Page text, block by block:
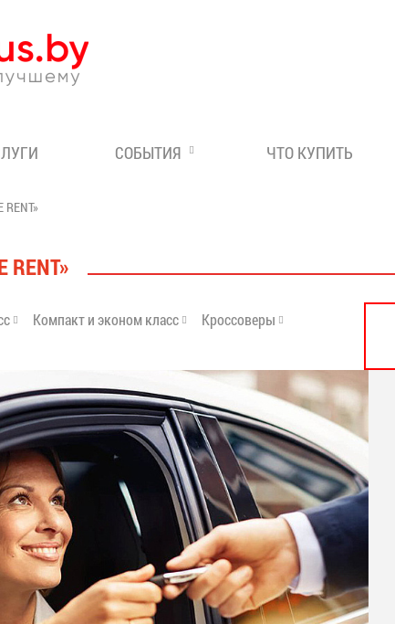
СОБЫТИЯ ЧТО КУПИТЬ
Компакт и эконом класс
Кроссоверы